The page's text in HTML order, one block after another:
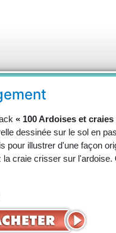
« 100 Ardoises et craies
dessinée sur le sol en
pour illustrer d'une façon
la craie crisser sur l'ardoise.